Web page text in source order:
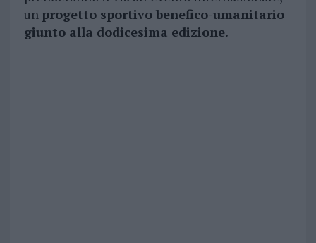
un progetto sportivo benefico-umanitario
giunto alla dodicesima edizione.